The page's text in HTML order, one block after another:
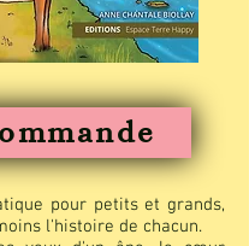
pour petits et grands,
l'histoire de chacun.